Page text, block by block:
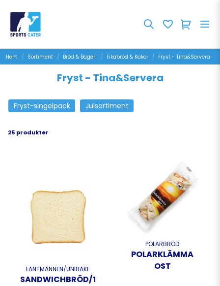
Hem Sortiment Bröd & Bageri Fikabröd & Kakor Fryst - Tina&Servera
Fryst - Tina&Servera
Fryst-singelpack Julsortiment
25 produkter
LANTMÄNNEN/UNIBAKE
SANDWICHBRÖD/TOASTBRÖD
POLARBRÖD
POLARKLÃMMA
OST